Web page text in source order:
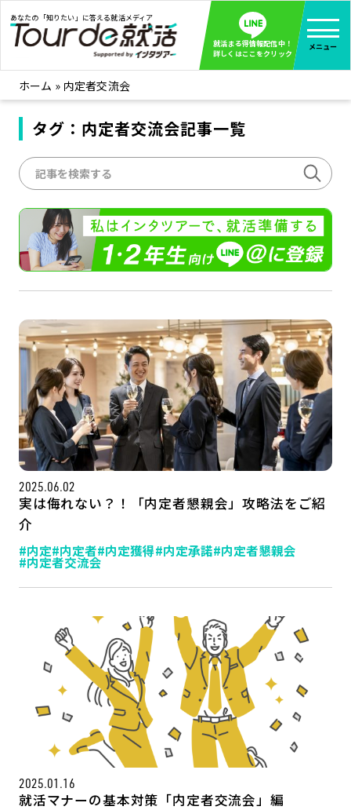
あなたの「知りたい」に答える就活メディア
就活まる得情報配信中！
詳しくはここをクリック
メニュー
就活ノウハウ 全て見る
企業まる見え！特捜部
みんなが知らない企業の裏側を徹底調査！
インタツアー活動レポ 全て見る
インタツアーを使ってどうだった？OBOG成功談
社会人インタビュー 全て見る
社会人になった今、就活を振り返ってみた
学生就活ブログ 全て見る
企業・業界研究はインタツアー
記事一覧
LINE登録
サイトマップ
運営会社
プライバシーポリシー
公式SNSはこちら
ホーム » 内定者交流会
タグ：内定者交流会記事一覧
2025.06.02
実は侮れない？！「内定者懇親会」攻略法をご紹
介
#内定#内定者#内定獲得#内定承諾#内定者懇親会
#内定者交流会
2025.01.16
就活マナーの基本対策「内定者交流会」編